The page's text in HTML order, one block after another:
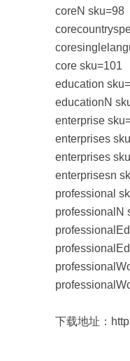
coreN sku=98
core sku=101
education
educationN
enterprise
enterprises
enterprises
enterprisesn
professional
professionalN
下载地址：